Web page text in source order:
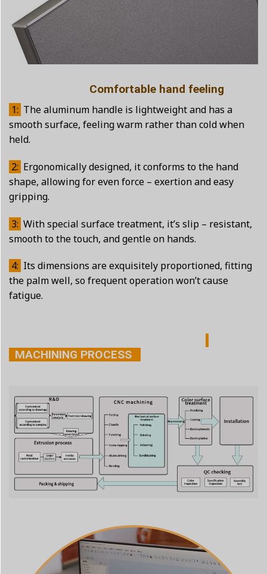
Comfortable hand feeling
1: The aluminum handle is lightweight and has a
smooth surface, feeling warm rather than cold when
held.
2: Ergonomically designed, it conforms to the hand
shape, allowing for even force – exertion and easy
gripping.
3: With special surface treatment, it’s slip – resistant,
smooth to the touch, and gentle on hands.
4: Its dimensions are exquisitely proportioned, fitting
the palm well, so frequent operation won’t cause
fatigue.
MACHINING PROCESS